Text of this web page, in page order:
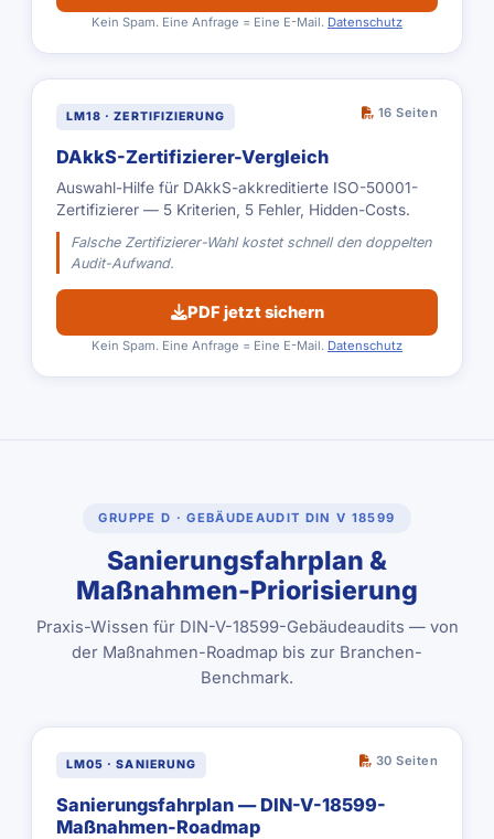
Kein Spam. Eine Anfrage = Eine E-Mail. Datenschutz
LM18 · ZERTIFIZIERUNG 16 Seiten
DAkkS-Zertifizierer-Vergleich
Auswahl-Hilfe für DAkkS-akkreditierte ISO-50001-
Zertifizierer — 5 Kriterien, 5 Fehler, Hidden-Costs.
Falsche Zertifizierer-Wahl kostet schnell den doppelten
Audit-Aufwand.
PDF jetzt sichern
Kein Spam. Eine Anfrage = Eine E-Mail. Datenschutz
GRUPPE D · GEBÄUDEAUDIT DIN V 18599
Sanierungsfahrplan &
Maßnahmen-Priorisierung
Praxis-Wissen für DIN-V-18599-Gebäudeaudits — von
der Maßnahmen-Roadmap bis zur Branchen-
Benchmark.
LM05 · SANIERUNG 30 Seiten
Sanierungsfahrplan — DIN-V-18599-
Maßnahmen-Roadmap